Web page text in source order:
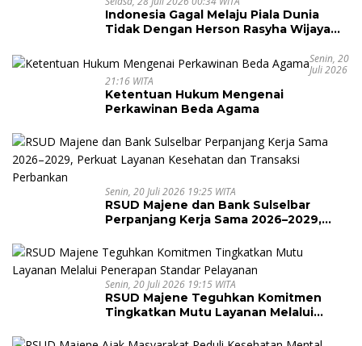
Indonesia Gagal Melaju Piala Dunia
Tidak Dengan Herson Rasyha Wijaya
Arithmetic International Competition
Senin, 20
Juli 2026
21:16 WITA
Ketentuan Hukum Mengenai
Perkawinan Beda Agama
Senin, 20 Juli 2026 19:25 WITA
RSUD Majene dan Bank Sulselbar
Perpanjang Kerja Sama 2026–2029,
Transaksi Perbankan
Senin, 20 Juli 2026 19:15 WITA
RSUD Majene Teguhkan Komitmen
Tingkatkan Mutu Layanan Melalui